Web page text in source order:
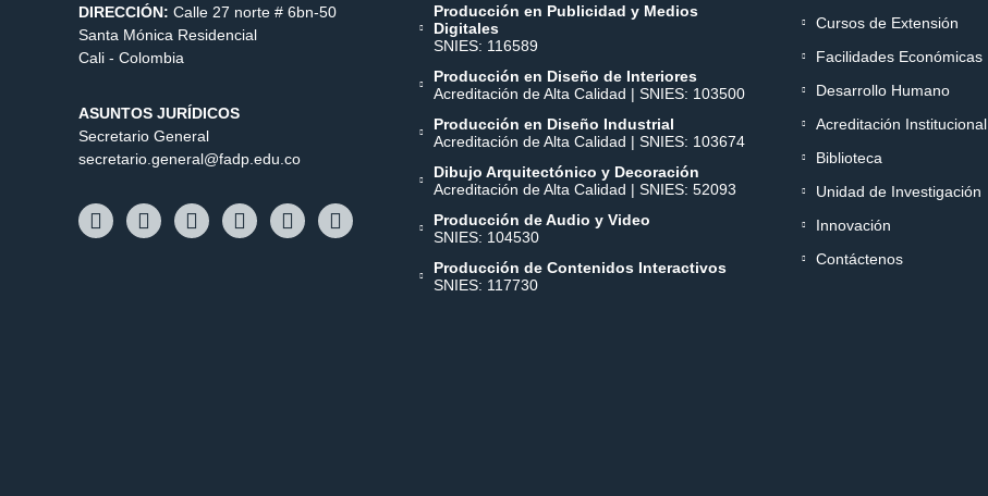
DIRECCIÓN: Calle 27 norte # 6bn-50
Santa Mónica Residencial
Cali - Colombia
ASUNTOS JURÍDICOS
Secretario General
secretario.general@fadp.edu.co
Producción en Publicidad y Medios
Digitales
SNIES: 116589
Producción en Diseño de Interiores
Acreditación de Alta Calidad | SNIES: 103500
Producción en Diseño Industrial
Acreditación de Alta Calidad | SNIES: 103674
Dibujo Arquitectónico y Decoración
Acreditación de Alta Calidad | SNIES: 52093
Producción de Audio y Video
SNIES: 104530
Producción de Contenidos Interactivos
SNIES: 117730
Cursos de Extensión
Facilidades Económicas
Desarrollo Humano
Acreditación Institucional
Biblioteca
Unidad de Investigación
Innovación
Contáctenos